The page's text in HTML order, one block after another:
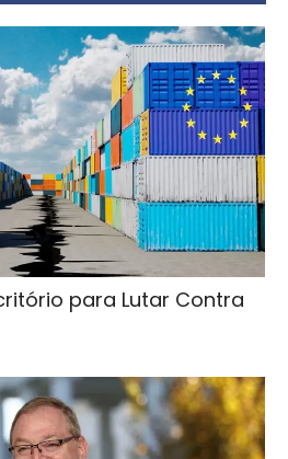
para Lutar Contra